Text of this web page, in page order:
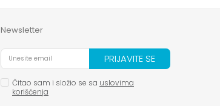
Newsletter
PRIJAVITE SE
Čitao sam i složio se sa uslovima
korišćenja